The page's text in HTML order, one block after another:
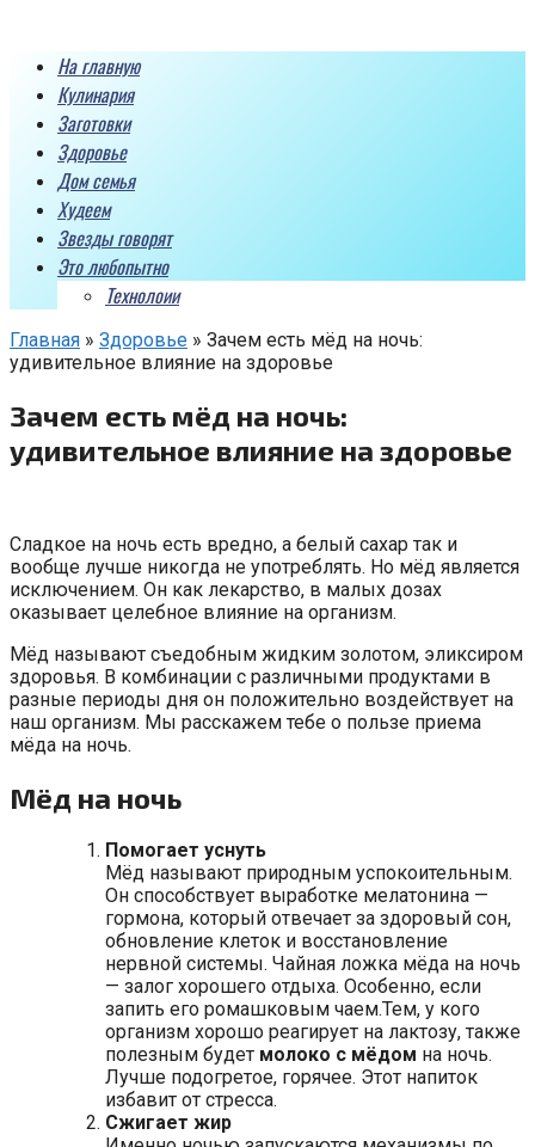
контентуНа главную
Кулинария
Заготовки
Здоровье
Дом семья
Худеем
Звезды говорят
Это любопытно
Технолоии
Главная » Здоровье » Зачем есть мёд на ночь:
удивительное влияние на здоровье
Зачем есть мёд на ночь:
удивительное влияние на здоровье
Сладкое на ночь есть вредно, а белый сахар так и
вообще лучше никогда не употреблять. Но мёд является
исключением. Он как лекарство, в малых дозах
оказывает целебное влияние на организм.
Мёд называют съедобным жидким золотом, эликсиром
здоровья. В комбинации с различными продуктами в
разные периоды дня он положительно воздействует на
наш организм. Мы расскажем тебе о пользе приема
мёда на ночь.
Мёд на ночь
Помогает уснуть
Мёд называют природным успокоительным.
Он способствует выработке мелатонина —
гормона, который отвечает за здоровый сон,
обновление клеток и восстановление
нервной системы. Чайная ложка мёда на ночь
— залог хорошего отдыха. Особенно, если
запить его ромашковым чаем.Тем, у кого
организм хорошо реагирует на лактозу, также
полезным будет молоко с мёдом на ночь.
Лучше подогретое, горячее. Этот напиток
избавит от стресса.
Сжигает жир